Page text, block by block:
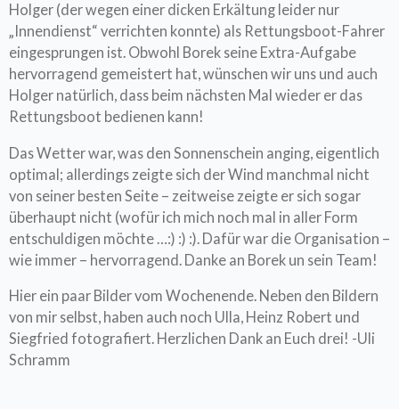
Holger (der wegen einer dicken Erkältung leider nur
„Innendienst“ verrichten konnte) als Rettungsboot-Fahrer
eingesprungen ist. Obwohl Borek seine Extra-Aufgabe
hervorragend gemeistert hat, wünschen wir uns und auch
Holger natürlich, dass beim nächsten Mal wieder er das
Rettungsboot bedienen kann!
Das Wetter war, was den Sonnenschein anging, eigentlich
optimal; allerdings zeigte sich der Wind manchmal nicht
von seiner besten Seite – zeitweise zeigte er sich sogar
überhaupt nicht (wofür ich mich noch mal in aller Form
entschuldigen möchte …:) :) :). Dafür war die Organisation –
wie immer – hervorragend. Danke an Borek un sein Team!
Hier ein paar Bilder vom Wochenende. Neben den Bildern
von mir selbst, haben auch noch Ulla, Heinz Robert und
Siegfried fotografiert. Herzlichen Dank an Euch drei! -Uli
Schramm